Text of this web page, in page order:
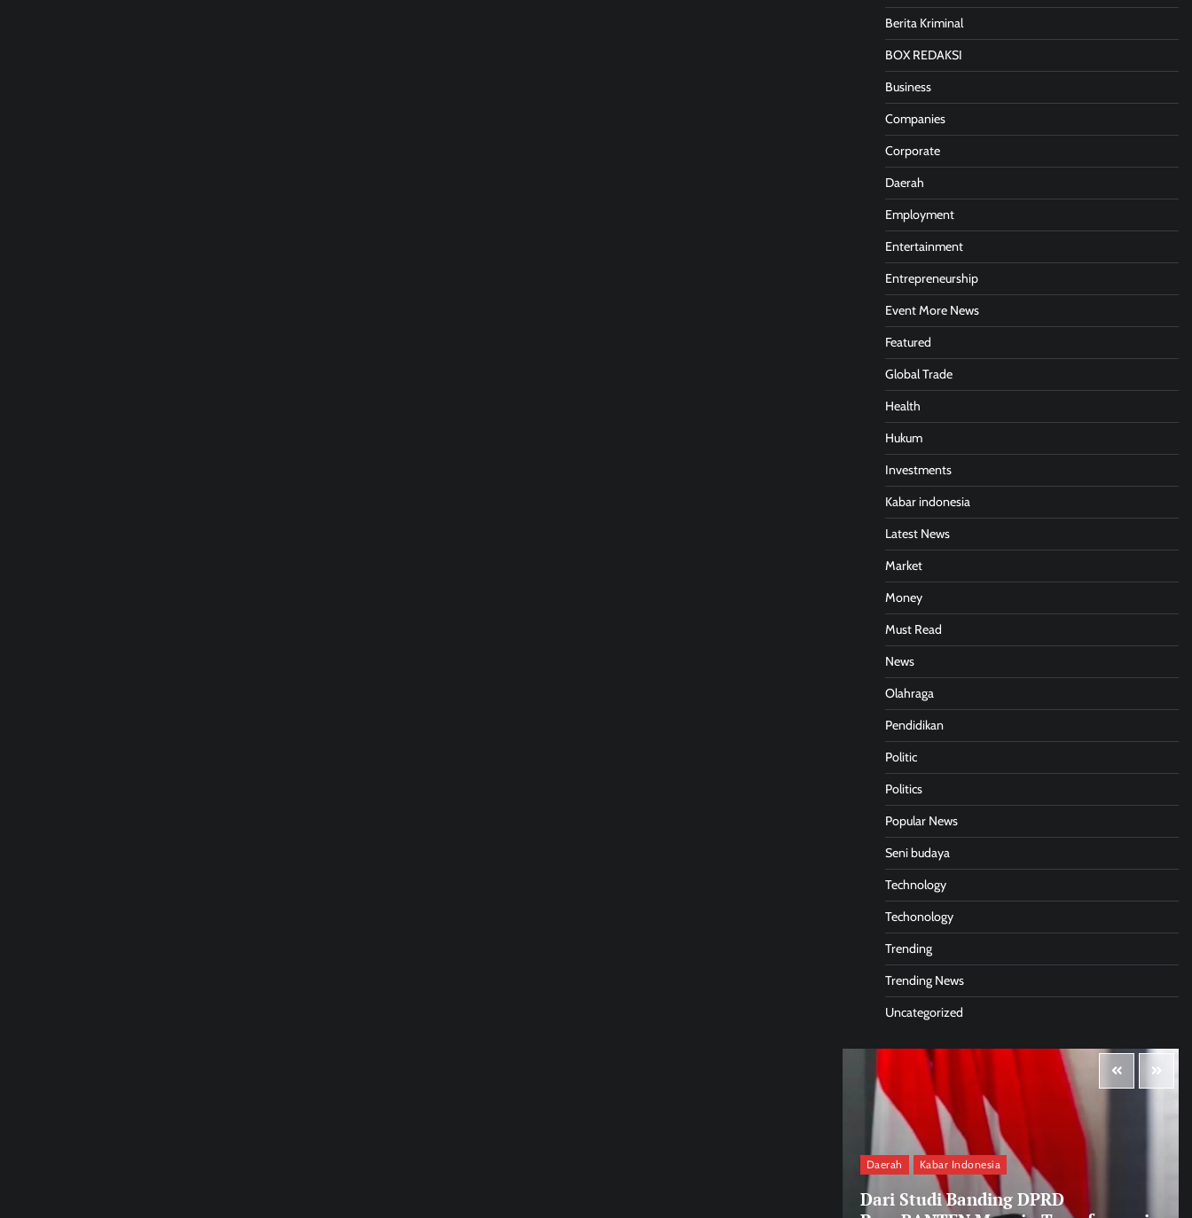
Berita Kriminal
BOX REDAKSI
Business
Companies
Corporate
Daerah
Employment
Entertainment
Entrepreneurship
Event More News
Featured
Global Trade
Health
Hukum
Investments
Kabar indonesia
Latest News
Market
Money
Must Read
News
Olahraga
Pendidikan
Politic
Politics
Popular News
Seni budaya
Technology
Techonology
Trending
Trending News
Uncategorized
Daerah Kabar Indonesia
Dari Studi Banding DPRD